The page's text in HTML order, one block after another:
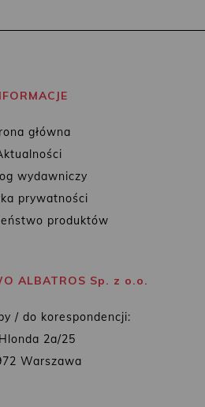
główna
wydawniczy
prywatności
produktów
ALBATROS Sp. z o.o.
/ do korespondencji:
2a/25
Warszawa